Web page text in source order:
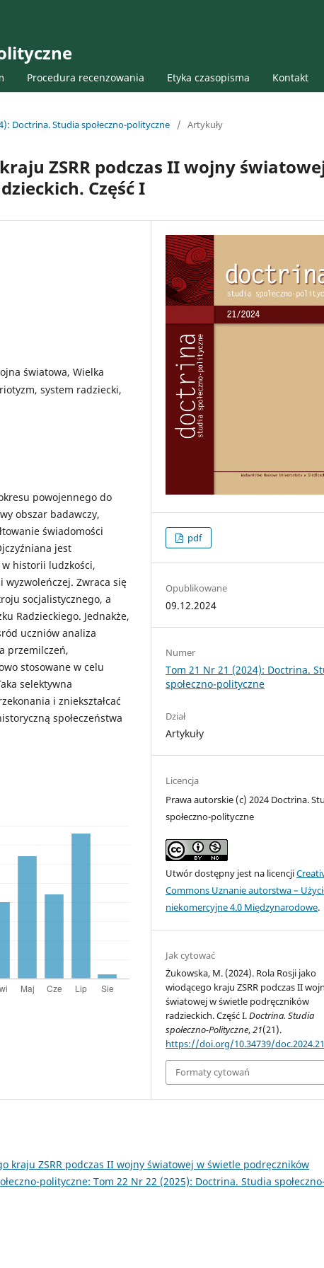
Procedura recenzowania Etyka czasopisma Kontakt
Doctrina. Studia społeczno-polityczne / Artykuły
ZSRR podczas II wojny
Część I
światowa, Wielka
system radziecki,
powojennego do
obszar badawczy,
świadomości
jest
historii ludzkości,
Zwraca się
socjalistycznego, a
Radzieckiego. Jednakże,
uczniów analiza
przemilczeń,
stosowane w celu
selektywna
i zniekształcać
społeczeństwa
pdf
Opublikowane
09.12.2024
Numer
Tom 21 Nr 21 (2024): Doctrina.
społeczno-polityczne
Dział
Artykuły
Licencja
Prawa autorskie (c) 2024 Doctrina.
społeczno-polityczne
Utwór dostępny jest na licencji
Commons Uznanie autorstwa –
niekomercyjne 4.0 Międzynarodowe.
Jak cytować
Żukowska, M. (2024). Rola Rosji jako
wiodącego kraju ZSRR podczas II
światowej w świetle podręczników
radzieckich. Część I.Doctrina. Studia
społeczno-Polityczne,21(21).
https://doi.org/10.34739/
Formaty cytowań
kraju ZSRR podczas II wojny światowej w świetle podręczników
polityczne: Tom 22 Nr 22 (2025): Doctrina. Studia społeczno-